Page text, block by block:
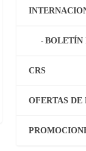
BOLETÍN
CRS
OFERTAS DE